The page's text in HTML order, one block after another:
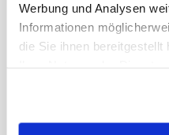
Werbung und Analysen
Informationen
die Sie ihnen